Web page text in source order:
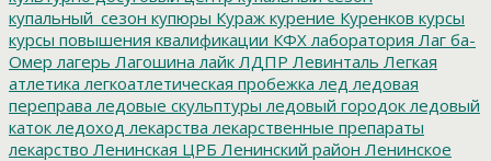
купальный_сезон купюры Кураж курение Куренков курсы
курсы повышения квалификации КФХ лаборатория Лаг ба-
Омер лагерь Лагошина лайк ЛДПР Левинталь Легкая
атлетика легкоатлетическая пробежка лед ледовая
переправа ледовые скульптуры ледовый городок ледовый
каток ледоход лекарства лекарственные препараты
лекарство Ленинская ЦРБ Ленинский район Ленинское